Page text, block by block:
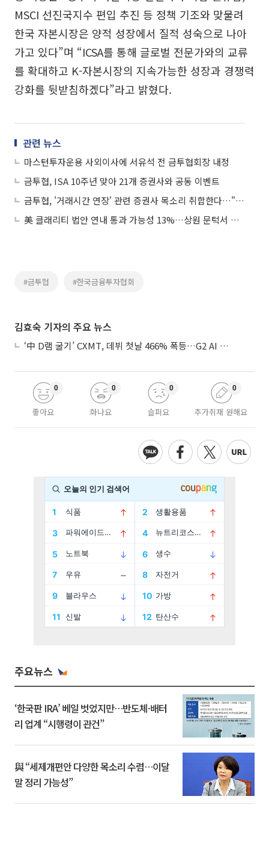
MSCI 선진국지수 편입 추진 등 정책 기조와 맞물려
한국 자본시장은 양적 성장에서 질적 성숙으로 나아
가고 있다”며 “ICSA를 통해 글로벌 전문가와의 교류
를 확대하고 K-자본시장의 지속가능한 성장과 경쟁력
강화를 뒷받침하겠다”라고 밝혔다.
관련 뉴스
마스턴투자운용 사외이사에 서유석 전 금투협회장 내정
금투협, ISA 10주년 맞아 21개 증권사와 공동 이벤트
금투협, '거래시간 연장' 관련 증권사 목소리 취합한다…"협회 차원 찬·반 의견은 없어"
美 클래리티 법안 연내 통과 가능성 13%…상원 문턱서 제동
#금투협 #한국금융투자협회
김효숙 기자의 주요 뉴스
‘中 D램 굴기’ CXMT, 데뷔 첫날 466% 폭등…G2 AI 패권 ‘쩐의 전쟁’
좋아요
0
화나요
0
슬퍼요
0
추가취재 원해요
0
주요뉴스
‘한국판 IRA’ 베일 벗었지만…반도체·배터
리 업계 “시행령이 관건”
與 “세제개편안 다양한 목소리 수렴…이달
말 정리 가능성”